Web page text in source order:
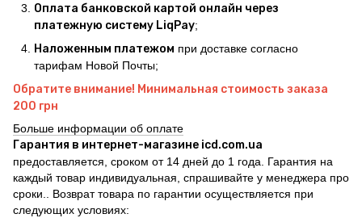
Оплата банковской картой онлайн через
платежную систему LiqPay;
Наложенным платежом при доставке согласно
тарифам Новой Почты;
Обратите внимание! Минимальная стоимость заказа
200 грн
Больше информации об оплате
Гарантия в интернет-магазине icd.com.ua
предоставляется, сроком от 14 дней до 1 года. Гарантия на
каждый товар индивидуальная, спрашивайте у менеджера про
сроки.. Возврат товара по гарантии осуществляется при
следующих условиях: